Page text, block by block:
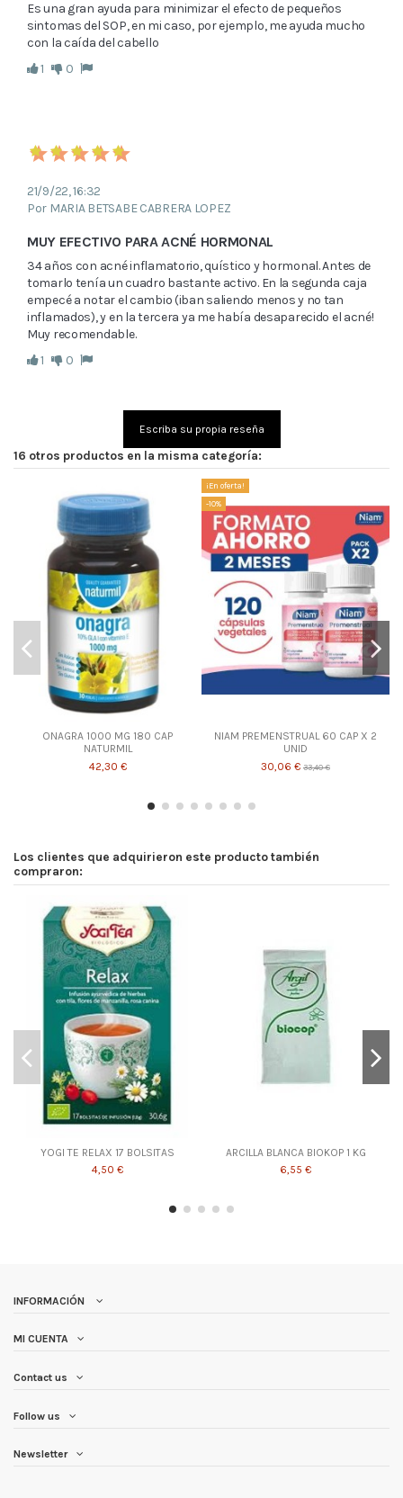
Es una gran ayuda para minimizar el efecto de pequeños
sintomas del SOP, en mi caso, por ejemplo, me ayuda mucho
con la caída del cabello
1
0
21/9/22, 16:32
Por MARIA BETSABE CABRERA LOPEZ
MUY EFECTIVO PARA ACNÉ HORMONAL
34 años con acné inflamatorio, quístico y hormonal. Antes de
tomarlo tenía un cuadro bastante activo. En la segunda caja
empecé a notar el cambio (iban saliendo menos y no tan
inflamados), y en la tercera ya me había desaparecido el acné!
Muy recomendable.
1
0
Escriba su propia reseña
16 otros productos en la misma categoría:
ONAGRA 1000 MG 180 CAP
NATURMIL
42,30 €
¡En oferta!
-10%
NIAM PREMENSTRUAL 60 CAP X 2
UNID
30,06 € 33,40 €
Los clientes que adquirieron este producto también
compraron:
YOGI TE RELAX 17 BOLSITAS
4,50 €
ARCILLA BLANCA BIOKOP 1 KG
6,55 €
INFORMACIÓN
MI CUENTA
Contact us
Follow us
Newsletter